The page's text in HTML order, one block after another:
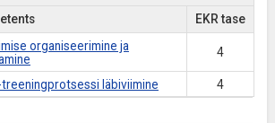
EKR tase
organiseerimine ja
4
läbiviimine 4